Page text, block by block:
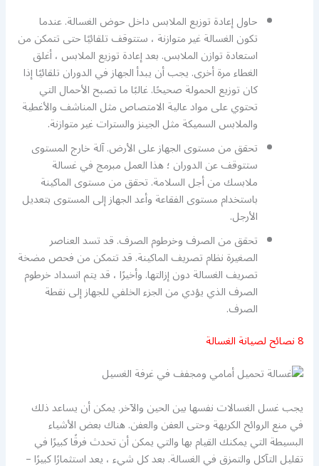
حاول إعادة توزيع الملابس داخل حوض الغسالة. عندما
تكون الغسالة غير متوازنة ، ستتوقف تلقائيًا حتى تتمكن من
استعادة توازن الملابس. بعد إعادة توزيع الملابس ، أغلق
الغطاء مرة أخرى. يجب أن يبدأ الجهاز في الدوران تلقائيًا إذا
كان توزيع الحمولة صحيحًا. غالبًا ما تصبح الأحمال التي
تحتوي على مواد عالية الامتصاص مثل المناشف والأغطية
والملابس السميكة مثل الجينز والسترات غير متوازنة.
تحقق من مستوى الجهاز على الأرض. آلة خارج المستوى
ستتوقف عن الدوران ؛ هذا العمل مبرمج في غسالة
ملابسك من أجل السلامة. تحقق من مستوى الماكينة
باستخدام مستوى الفقاعة وأعد الجهاز إلى المستوى بتعديل
الأرجل.
تحقق من الصرف وخرطوم الصرف. قد تسد العناصر
الصغيرة نظام تصريف الماكينة. قد تتمكن من فحص مضخة
تصريف الغسالة دون إزالتها. وأخيرًا ، قد يتم انسداد خرطوم
الصرف الذي يؤدي من الجزء الخلفي للجهاز إلى نقطة
الصرف.
8 نصائح لصيانة الغسالة
يجب غسل الغسالات نفسها بين الحين والآخر. يمكن أن يساعد ذلك
في منع الروائح الكريهة وحتى العفن والعفن. هناك بعض الأشياء
البسيطة التي يمكنك القيام بها والتي يمكن أن تحدث فرقًا كبيرًا في
تقليل التآكل والتمزق في الغسالة. بعد كل شيء ، يعد استثمارًا كبيرًا –